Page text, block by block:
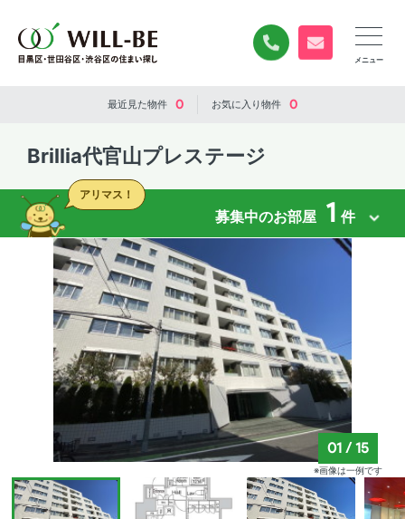
0120-840-834
無料お問い合
最近見た物件 0 お気に入り物件 0
Brillia代官山プレステージ
募集中のお部屋 1 件
アリマス！
01 /15
※画像は一例です